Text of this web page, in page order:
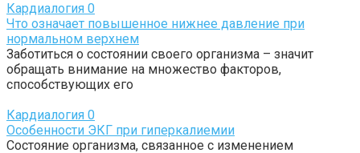
Кардиалогия 0
Что означает повышенное нижнее давление при
нормальном верхнем
Заботиться о состоянии своего организма – значит
обращать внимание на множество факторов,
способствующих его
Кардиалогия 0
Особенности ЭКГ при гиперкалиемии
Состояние организма, связанное с изменением